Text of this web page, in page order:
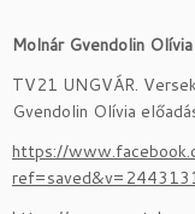
Molnár Gvendolin Olívia
TV21 UNGVÁR.
Gvendolin Olívia
https://